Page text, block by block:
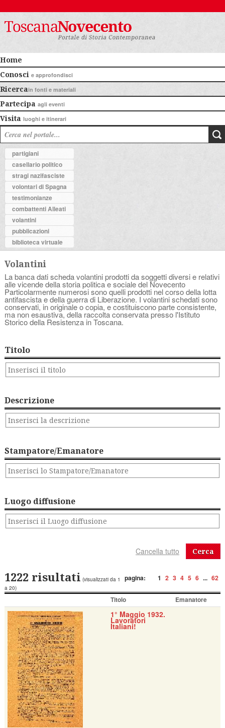
Home
Conosci e approfondisci
Ricercain fonti e materiali
Partecipa agli eventi
Visita luoghi e itinerari
partigiani
casellario politico
stragi nazifasciste
volontari di Spagna
testimonianze
combattenti Alleati
volantini
pubblicazioni
biblioteca virtuale
Volantini
La banca dati scheda volantini prodotti da soggetti diversi e relativi
alle vicende della storia politica e sociale del Novecento
Particolarmente numerosi sono quelli prodotti nel corso della lotta
antifascista e della guerra di Liberazione. I volantini schedati sono
conservati, in originale o copia, e costituiscono parte consistente,
ma non esaustiva, della raccolta conservata presso l'Istituto
Storico della Resistenza in Toscana.
Titolo
Descrizione
Stampatore/Emanatore
Luogo diffusione
Cerca
pagina: 1 2 3 4 5 6 ... 62
1222 risultati (visualizzati da 1
a 20)
Titolo Emanatore
1° Maggio 1932.
Lavoratori
Italiani!